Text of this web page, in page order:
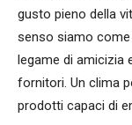
gusto pieno della
senso siamo
legame di amicizia
fornitori. Un clima
prodotti capaci di